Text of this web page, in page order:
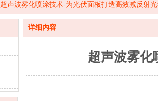
超声波雾化喷涂技术-为光伏面板打造高效减反射
详细内容
超声波雾化